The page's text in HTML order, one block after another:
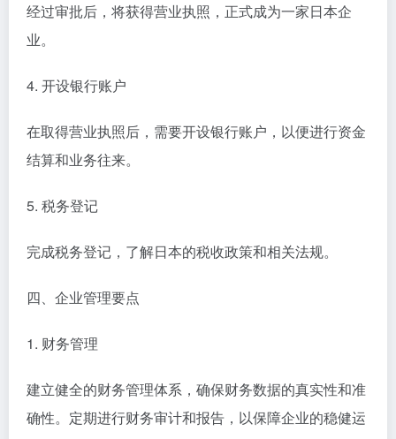
经过审批后，将获得营业执照，正式成为一家日本企
业。
4. 开设银行账户
在取得营业执照后，需要开设银行账户，以便进行资金
结算和业务往来。
5. 税务登记
完成税务登记，了解日本的税收政策和相关法规。
四、企业管理要点
1. 财务管理
建立健全的财务管理体系，确保财务数据的真实性和准
确性。定期进行财务审计和报告，以保障企业的稳健运